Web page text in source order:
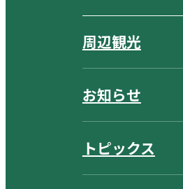
周辺観光
お知らせ
トピックス